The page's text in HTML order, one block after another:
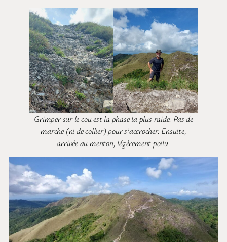
Grimper sur le cou est la phase la plus raide. Pas de
marche (ni de collier) pour s’accrocher. Ensuite,
arrivée au menton, légèrement poilu.